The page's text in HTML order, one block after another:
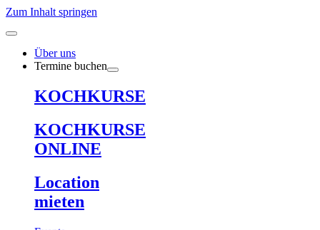
Zum Inhalt springen
Über uns
Termine buchen
KOCHKURSE
KOCHKURSE
ONLINE
Location
mieten